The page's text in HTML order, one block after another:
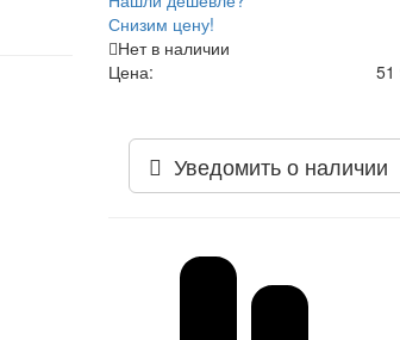
Снизим цену!
Нет в наличии
Цена:
51
Уведомить о наличии